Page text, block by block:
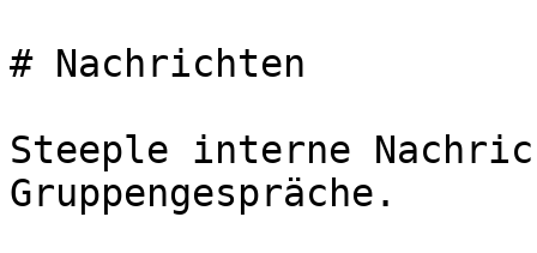
# Nachrichten
Steeple interne
Gruppengespräche.